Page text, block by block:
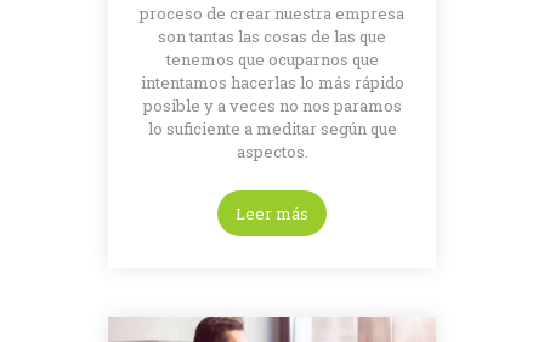
proceso de crear nuestra empresa
son tantas las cosas de las que
tenemos que ocuparnos que
intentamos hacerlas lo más rápido
posible y a veces no nos paramos
lo suficiente a meditar según que
aspectos.
Leer más